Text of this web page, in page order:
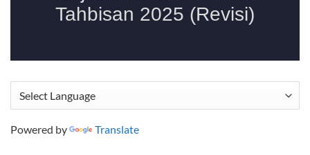
Powered by Translate